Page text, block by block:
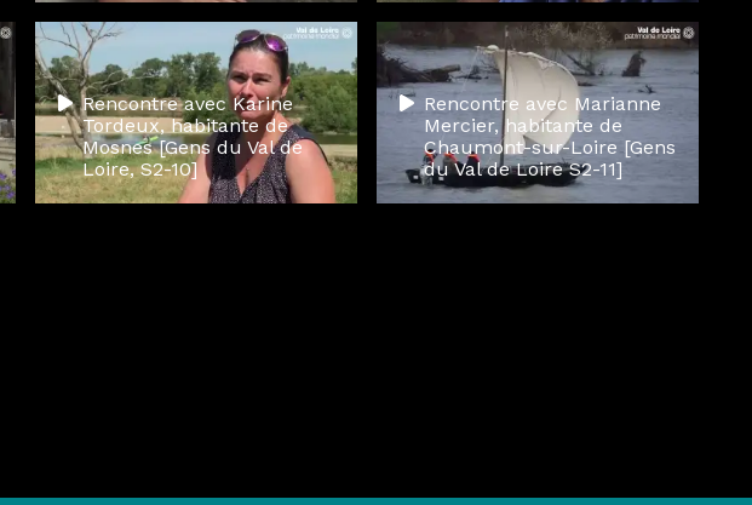
Rencontre avec Karine
Tordeux, habitante de
Mosnes [Gens du Val de
Loire, S2-10]
Rencontre avec Marianne
Mercier, habitante de
Chaumont-sur-Loire [Gens
du Val de Loire S2-11]